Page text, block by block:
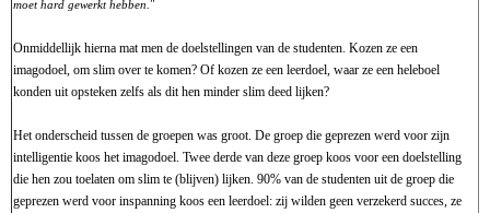
moet hard gewerkt hebben. "
Onmiddellijk hierna mat men de doelstellingen van de studenten. Kozen ze een
imagodoel, om slim over te komen? Of kozen ze een leerdoel, waar ze een heleboel
konden uit opsteken zelfs als dit hen minder slim deed lijken?
Het onderscheid tussen de groepen was groot. De groep die geprezen werd voor zijn
intelligentie koos het imagodoel. Twee derde van deze groep koos voor een doelstelling
die hen zou toelaten om slim te (blijven) lijken. 90% van de studenten uit de groep die
geprezen werd voor inspanning koos een leerdoel: zij wilden geen verzekerd succes, ze